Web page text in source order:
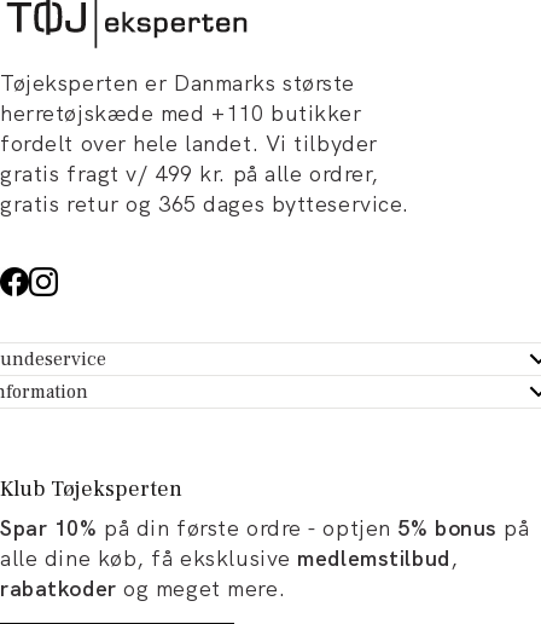
Tøjeksperten er Danmarks største
herretøjskæde med +110 butikker
fordelt over hele landet. Vi tilbyder
gratis fragt v/ 499 kr. på alle ordrer,
gratis retur og 365 dages bytteservice.
- Hjælpecenter
dit køb
Tøjeksperten
og artikler
og karriere
Klub Tøjeksperten
Spar 10% på din første ordre - optjen 5% bonus på
alle dine køb, få eksklusive medlemstilbud,
rabatkoder og meget mere.